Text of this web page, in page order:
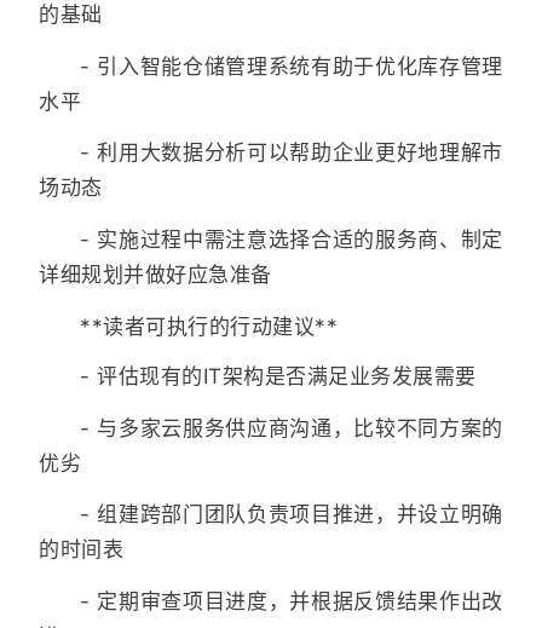
的基础
- 引入智能仓储管理系统有助于优化库存管理
水平
- 利用大数据分析可以帮助企业更好地理解市
场动态
- 实施过程中需注意选择合适的服务商、制定
详细规划并做好应急准备
**读者可执行的行动建议**
- 评估现有的IT架构是否满足业务发展需要
- 与多家云服务供应商沟通，比较不同方案的
优劣
- 组建跨部门团队负责项目推进，并设立明确
的时间表
- 定期审查项目进度，并根据反馈结果作出改